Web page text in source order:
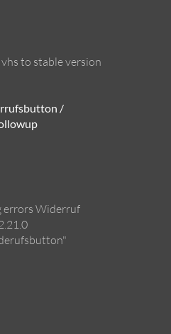
to stable version
/
errors Widerruf